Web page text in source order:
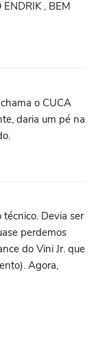
, BEM
o CUCA
daria um pé na
técnico. Devia ser
perdemos
do Vini Jr. que
Agora,